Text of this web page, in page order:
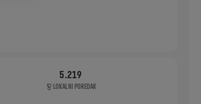
5.219
LOKALNI POREDAK